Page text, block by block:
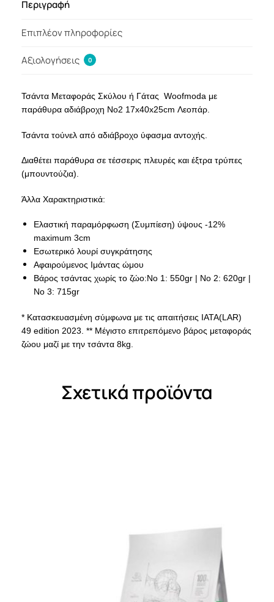
Περιγραφή
Επιπλέον πληροφορίες
Αξιολογήσεις 0
Τσάντα Μεταφοράς Σκύλου ή Γάτας Woofmoda με
παράθυρα αδιάβροχη Νο2 17x40x25cm Λεοπάρ.
Τσάντα τούνελ από αδιάβροχο ύφασμα αντοχής.
Διαθέτει παράθυρα σε τέσσερις πλευρές και έξτρα τρύπες
(μπουντούζια).
Άλλα Χαρακτηριστικά:
Ελαστική παραμόρφωση (Συμπίεση) ύψους -12%
maximum 3cm
Εσωτερικό λουρί συγκράτησης
Αφαιρούμενος Ιμάντας ώμου
Βάρος τσάντας χωρίς το ζώο:Νο 1: 550gr | Νο 2: 620gr |
Νο 3: 715gr
* Κατασκευασμένη σύμφωνα με τις απαιτήσεις ΙΑΤΑ(LAR)
49 edition 2023. ** Μέγιστο επιτρεπόμενο βάρος μεταφοράς
ζώου μαζί με την τσάντα 8kg.
Σχετικά προϊόντα